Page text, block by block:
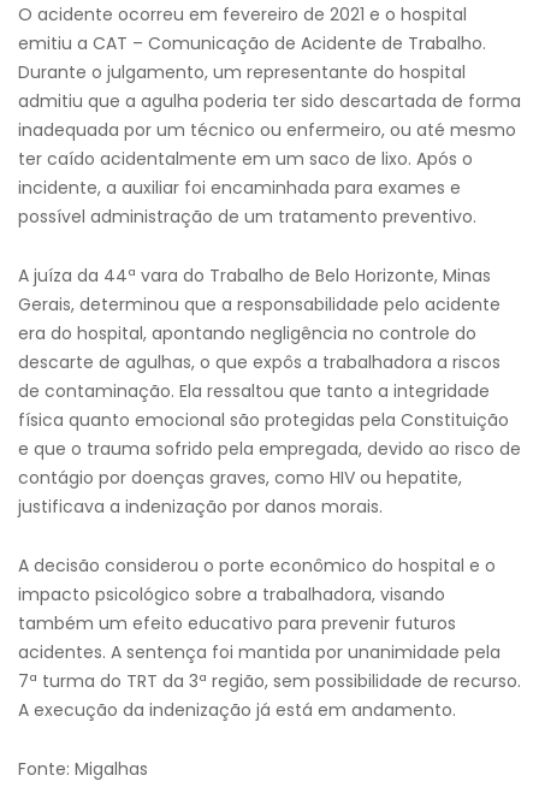
O acidente ocorreu em fevereiro de 2021 e o hospital
emitiu a CAT – Comunicação de Acidente de Trabalho.
Durante o julgamento, um representante do hospital
admitiu que a agulha poderia ter sido descartada de forma
inadequada por um técnico ou enfermeiro, ou até mesmo
ter caído acidentalmente em um saco de lixo. Após o
incidente, a auxiliar foi encaminhada para exames e
possível administração de um tratamento preventivo.
A juíza da 44ª vara do Trabalho de Belo Horizonte, Minas
Gerais, determinou que a responsabilidade pelo acidente
era do hospital, apontando negligência no controle do
descarte de agulhas, o que expôs a trabalhadora a riscos
de contaminação. Ela ressaltou que tanto a integridade
física quanto emocional são protegidas pela Constituição
e que o trauma sofrido pela empregada, devido ao risco de
contágio por doenças graves, como HIV ou hepatite,
justificava a indenização por danos morais.
A decisão considerou o porte econômico do hospital e o
impacto psicológico sobre a trabalhadora, visando
também um efeito educativo para prevenir futuros
acidentes. A sentença foi mantida por unanimidade pela
7ª turma do TRT da 3ª região, sem possibilidade de recurso.
A execução da indenização já está em andamento.
Fonte: Migalhas